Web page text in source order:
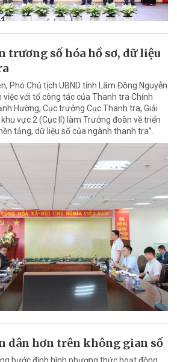
trương số hóa hồ sơ, dữ liệu
Phó Chủ tịch UBND tỉnh Lâm Đồng Nguyễn
việc với tổ công tác của Thanh tra Chính
Hường, Cục trưởng Cục Thanh tra, Giải
vực 2 (Cục II) làm Trưởng đoàn về triển
tảng, dữ liệu số của ngành thanh tra”.
dân hơn trên không gian số
bước định hình phương thức hoạt động